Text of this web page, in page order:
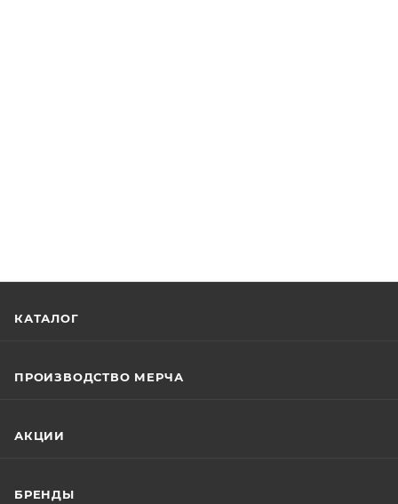
КАТАЛОГ
ПРОИЗВОДСТВО МЕРЧА
АКЦИИ
БРЕНДЫ